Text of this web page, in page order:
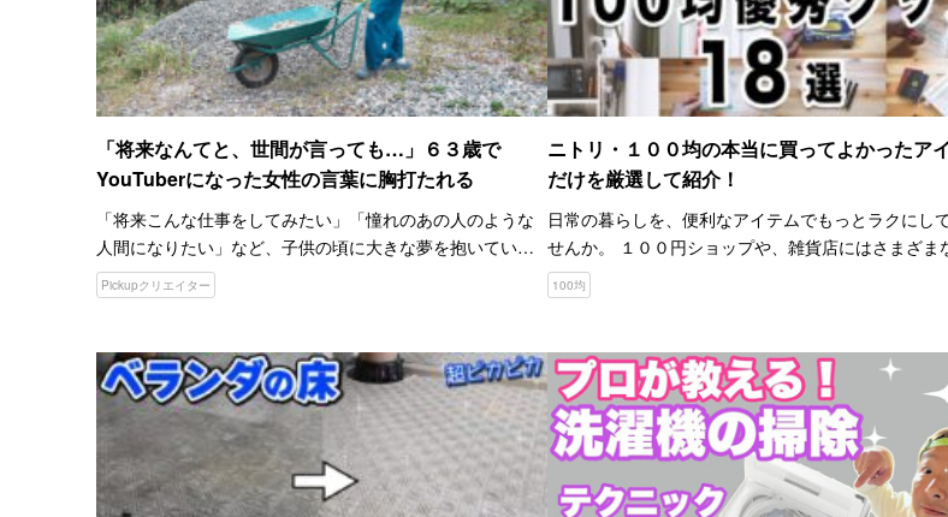
「将来なんてと、世間が言っても…」６３歳で
YouTuberになった女性の言葉に胸打たれる
「将来こんな仕事をしてみたい」「憧れのあの人のような
人間になりたい」など、子供の頃に大きな夢を抱いていた
人は多いでしょう。 しかし、『あの頃になりたかった自分
になれた』という人は、どれくらいいるのでしょうか。
Pickupクリエイター
ニトリ・１００均の本当に買ってよかったア
だけを厳選して紹介！
日常の暮らしを、便利なアイテムでもっとラクにし
せんか。 １００円ショップや、雑貨店にはさまざま
テムが販売されています。 しかし、商品が多すぎて
イテムが売っていても、目につかなかったり気付かな
100均
2024.03.27
「帰宅したら一
ず…」 ３０代
トルーティンに
2022.09.14
し入れの中に
よう
2022.11.01
する方法』に目
2024.08.15
水はけの悪い
る『簡単浸透マ
うの欲しかった
2022.07.15